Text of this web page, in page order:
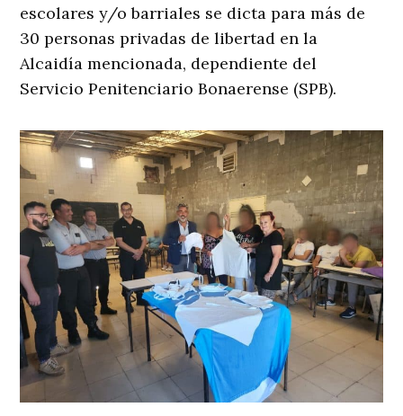
escolares y/o barriales se dicta para más de
30 personas privadas de libertad en la
Alcaidía mencionada, dependiente del
Servicio Penitenciario Bonaerense (SPB).